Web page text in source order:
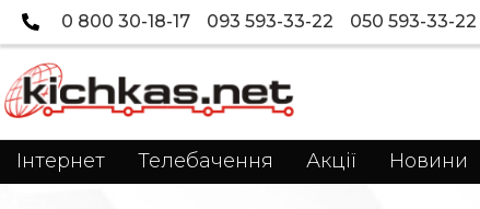
0 800 30-18-17 093 593-33-22 050 593-33-22
Інтернет Телебачення Акції Новини